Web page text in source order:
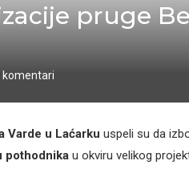
pruge
komentari
Varde u Laćarku uspeli su da
pothodnikau okviru velikog